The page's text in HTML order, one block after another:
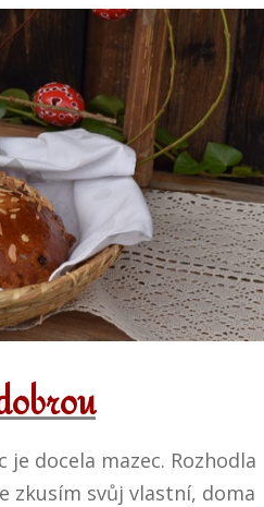
docela mazec. Rozhodla
zkusím svůj vlastní, doma